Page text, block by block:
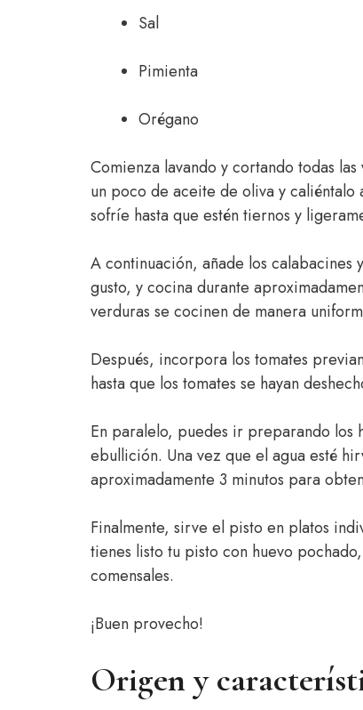
Sal
Pimienta
Orégano
Comienza lavando y cortando todas
un poco de aceite de oliva y
sofríe hasta que estén tiernos y
A continuación, añade los calabacines
gusto, y cocina durante
verduras se cocinen de manera
Después, incorpora los tomates
hasta que los tomates se hayan
En paralelo, puedes ir preparando los
ebullición. Una vez que el agua esté
aproximadamente 3 minutos para
Finalmente, sirve el pisto en platos
tienes listo tu pisto con huevo
comensales.
¡Buen provecho!
Origen y